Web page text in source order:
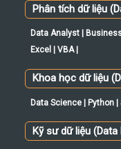
Phân tích dữ liệu
Data Analyst |
Excel | VBA |
Khoa học dữ liệu
Data Science | Python |
Kỹ sư dữ liệu (Data